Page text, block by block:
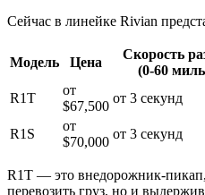
Сейчас в линейке Rivian
Модель Цена
Скорость
(0-60
R1T
от
$67,500
от 3 секунд
R1S
от
$70,000
от 3 секунд
R1T — это внедорожник-
перевозить груз, но и